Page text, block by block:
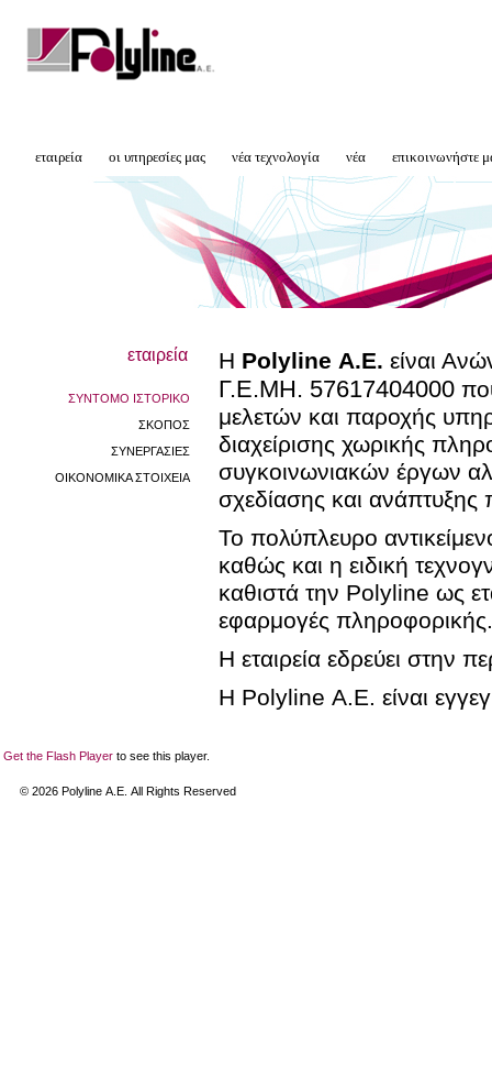
εταιρεία οι υπηρεσίες μας νέα τεχνολογία νέα επικοινωνήστε
εταιρεία
ΣΥΝΤΟΜΟ ΙΣΤΟΡΙΚΟ
ΣΚΟΠΟΣ
ΣΥΝΕΡΓΑΣΙΕΣ
ΟΙΚΟΝΟΜΙΚΑ ΣΤΟΙΧΕΙΑ
Η Polyline Α.Ε. είναι
Γ.Ε.ΜΗ. 57617404000
μελετών και παροχής
διαχείρισης χωρικής
συγκοινωνιακών έργων
σχεδίασης και ανάπτυξης
Το πολύπλευρο
καθώς και η ειδική
καθιστά την Polyline ως
εφαρμογές πληροφορικής.
Η εταιρεία εδρεύει στην
Η Polyline Α.Ε. είναι
Get the Flash Player to see this player.
© 2026 Polyline Α.Ε. All Rights Reserved